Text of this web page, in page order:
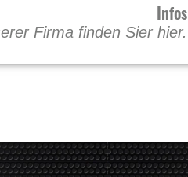
Infos
Firma finden Sier hier.